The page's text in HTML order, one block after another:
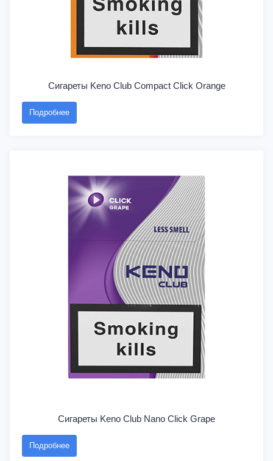
Сигареты Keno Club Compact Click Orange
Подробнее
Сигареты Keno Club Nano Click Grape
Подробнее